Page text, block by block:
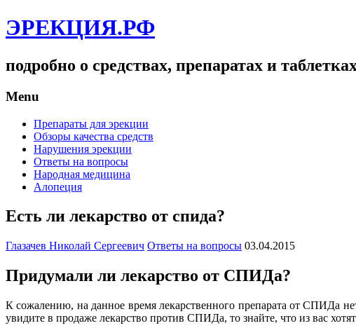
ЭРЕКЦИЯ.РФ
подробно о средствах, препаратах и
Menu
Препараты для эрекции
Обзоры качества средств
Нарушения эрекции
Ответы на вопросы
Народная медицина
Алопеция
Есть ли лекарство от спида?
Глазачев Николай Сергеевич Ответы на вопросы 03.04.2015
Придумали ли лекарство от СПИДа?
К сожалению, на данное время лекарственного препарата от СПИДа
увидите в продаже лекарство против СПИДа, то знайте, что из вас